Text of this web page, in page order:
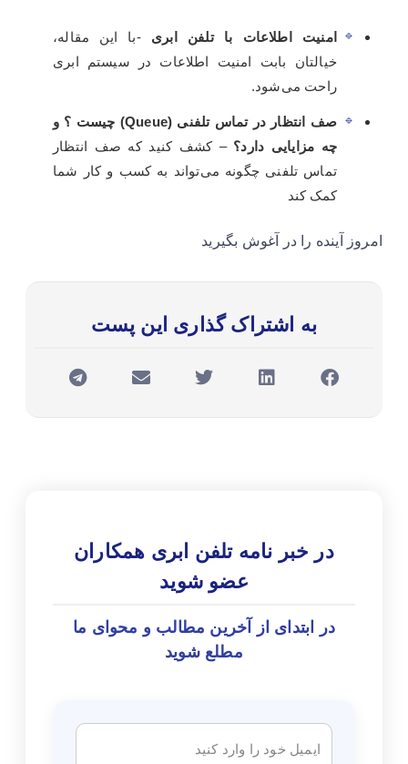
امنیت اطلاعات با تلفن‌ ابری -با این مقاله،
خیالتان بابت امنیت اطلاعات در سیستم ابری
راحت می‌شود.
صف انتظار در تماس تلفنی (Queue) چیست ؟ و
چه مزایایی دارد؟– کشف کنید که صف انتظار
تماس تلفنی چگونه می‌تواند به کسب و کار شما
کمک کند
امروز آینده را در آغوش بگیرید
به اشتراک گذاری این پست
در خبر نامه تلفن ابری همکاران
عضو شوید
در ابتدای از آخرین مطالب و محوای ما
مطلع شوید